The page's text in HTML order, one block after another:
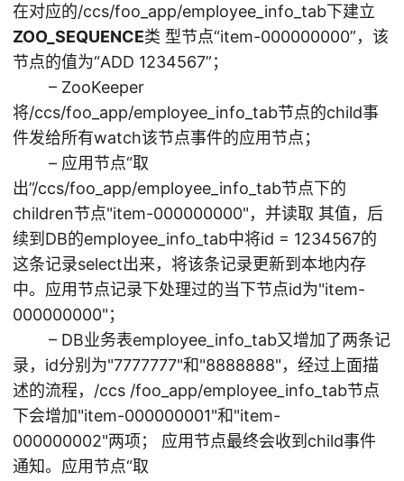
在对应的/ccs/foo_app/employee_info_tab下建立
ZOO_SEQUENCE类 型节点“item-000000000”，该
节点的值为“ADD 1234567”；
– ZooKeeper
将/ccs/foo_app/employee_info_tab节点的child事
件发给所有watch该节点事件的应用节点；
– 应用节点“取
出”/ccs/foo_app/employee_info_tab节点下的
children节点"item-000000000"，并读取 其值，后
续到DB的employee_info_tab中将id = 1234567的
这条记录select出来，将该条记录更新到本地内存
中。应用节点记录下处理过的当下节点id为"item-
000000000"；
– DB业务表employee_info_tab又增加了两条记
录，id分别为"7777777"和"8888888"，经过上面描
述的流程，/ccs /foo_app/employee_info_tab节点
下会增加"item-000000001"和"item-
000000002"两项； 应用节点最终会收到child事件
通知。应用节点“取